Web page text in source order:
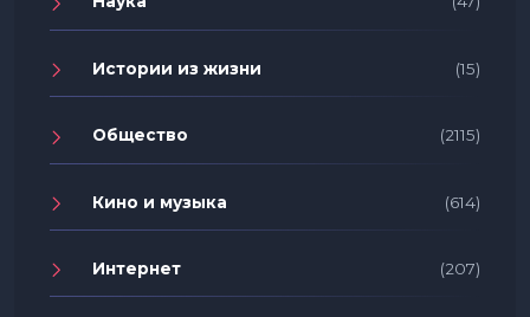
Истории из жизни (15)
Общество (2115)
Кино и музыка (614)
Интернет (207)